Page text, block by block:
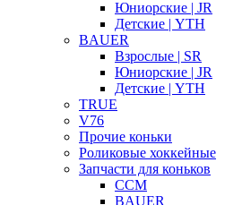
Юниорские | JR
Детские | YTH
BAUER
Взрослые | SR
Юниорские | JR
Детские | YTH
TRUE
V76
Прочие коньки
Роликовые хоккейные
Запчасти для коньков
CCM
BAUER